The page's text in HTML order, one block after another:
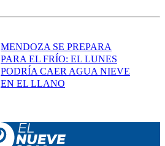
MENDOZA SE PREPARA
PARA EL FRÍO: EL LUNES
PODRÍA CAER AGUA NIEVE
EN EL LLANO